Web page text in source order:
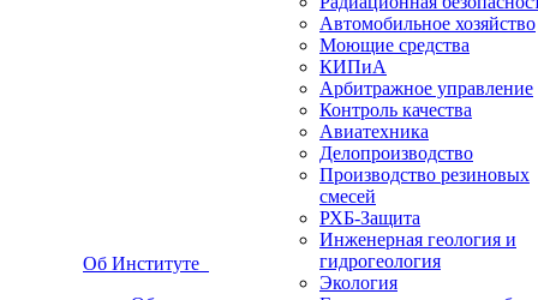
Об Институте
Автомобильное хозяйство
Моющие средства
КИПиА
Арбитражное управление
Контроль качества
Авиатехника
Делопроизводство
Производство резиновых
смесей
РХБ-Защита
Инженерная геология и
гидрогеология
Экология